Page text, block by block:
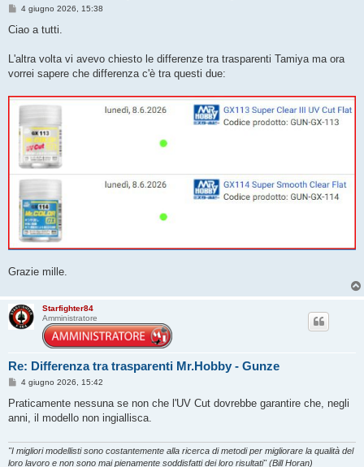
M
s
g
i
4 giugno 2026, 15:38
Ciao a tutti.
L'altra volta vi avevo chiesto le differenze tra trasparenti Tamiya ma ora
vorrei sapere che differenza c'è tra questi due:
Grazie mille.
Starfighter84
Amministratore
Re: Differenza tra trasparenti Mr.Hobby - Gunze
M
s
a
i
4 giugno 2026, 15:42
Praticamente nessuna se non che l'UV Cut dovrebbe garantire che, negli
anni, il modello non ingiallisca.
"I migliori modellisti sono costantemente alla ricerca di metodi per migliorare la qualità del
loro lavoro e non sono mai pienamente soddisfatti dei loro risultati" (Bill Horan)